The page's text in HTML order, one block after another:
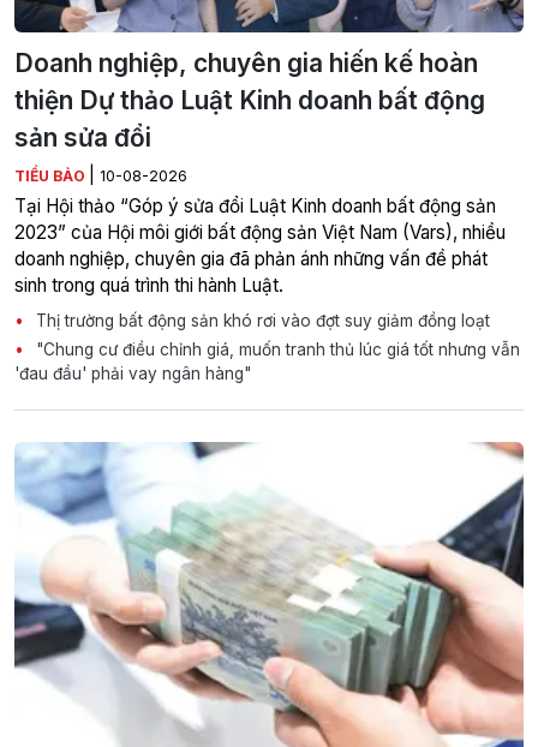
Doanh nghiệp, chuyên gia hiến kế hoàn
thiện Dự thảo Luật Kinh doanh bất động
sản sửa đổi
TIỂU BẢO 10-08-2026
Tại Hội thảo “Góp ý sửa đổi Luật Kinh doanh bất động sản
2023” của Hội môi giới bất động sản Việt Nam (Vars), nhiều
doanh nghiệp, chuyên gia đã phản ánh những vấn đề phát
sinh trong quá trình thi hành Luật.
Thị trường bất động sản khó rơi vào đợt suy giảm đồng loạt
"Chung cư điều chỉnh giá, muốn tranh thủ lúc giá tốt nhưng vẫn
'đau đầu' phải vay ngân hàng"